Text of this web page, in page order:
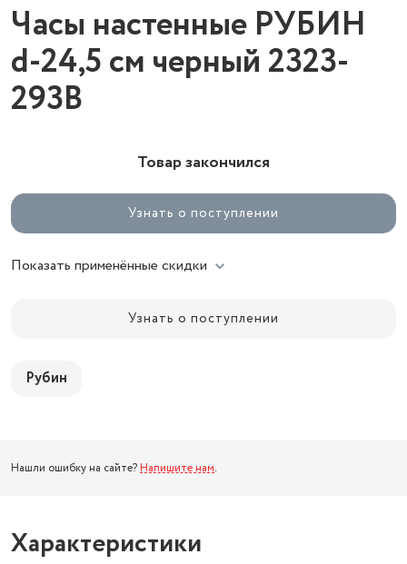
Часы настенные РУБИН
d-24,5 см черный 2323-
293B
Товар закончился
Узнать о поступлении
Показать применённые скидки
Узнать о поступлении
Рубин
Нашли ошибку на сайте? Напишите нам.
Характеристики